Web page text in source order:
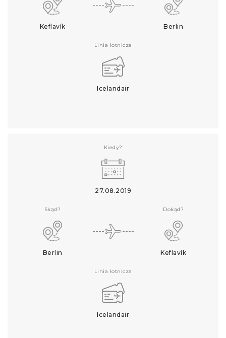
Keflavík Berlin
Linia lotnicza
Icelandair
Kiedy?
27.08.2019
Skąd?
Berlin
Dokąd?
Keflavík
Linia lotnicza
Icelandair